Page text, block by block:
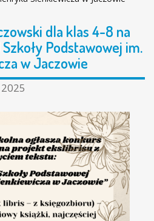
dla klas 4-8 na
Podstawowej im.
w Jaczowie